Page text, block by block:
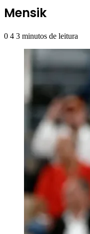
Mensik
0 4 3 minutos de leitura